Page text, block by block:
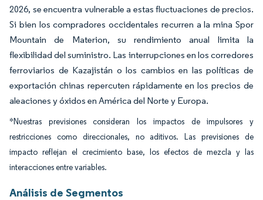
2026, se encuentra vulnerable a estas fluctuaciones de precios.
Si bien los compradores occidentales recurren a la mina Spor
Mountain de Materion, su rendimiento anual limita la
flexibilidad del suministro. Las interrupciones en los corredores
ferroviarios de Kazajistán o los cambios en las políticas de
exportación chinas repercuten rápidamente en los precios de
aleaciones y óxidos en América del Norte y Europa.
*Nuestras previsiones consideran los impactos de impulsores y
restricciones como direccionales, no aditivos. Las previsiones de
impacto reflejan el crecimiento base, los efectos de mezcla y las
interacciones entre variables.
Análisis de Segmentos